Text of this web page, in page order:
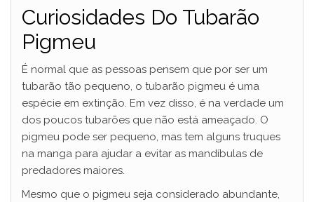
Curiosidades Do Tubarão
Pigmeu
É normal que as pessoas pensem que por ser um
tubarão tão pequeno, o tubarão pigmeu é uma
espécie em extinção. Em vez disso, é na verdade um
dos poucos tubarões que não está ameaçado. O
pigmeu pode ser pequeno, mas tem alguns truques
na manga para ajudar a evitar as mandíbulas de
predadores maiores.
Mesmo que o pigmeu seja considerado abundante,